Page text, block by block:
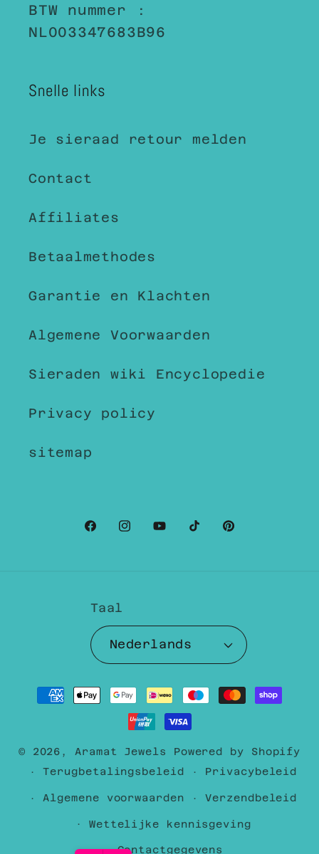
BTW nummer :
NL003347683B96
Snelle links
Je sieraad retour melden
Contact
Affiliates
Betaalmethodes
Garantie en Klachten
Algemene Voorwaarden
Sieraden wiki Encyclopedie
Privacy policy
sitemap
Facebook
Instagram
YouTubeTikTokPinterest
Taal
Nederlands
Betaalmethoden
© 2026, Aramat Jewels Powered by Shopify
Terugbetalingsbeleid
Privacybeleid
Algemene voorwaarden Verzendbeleid
Wettelijke kennisgeving
Contactgegevens